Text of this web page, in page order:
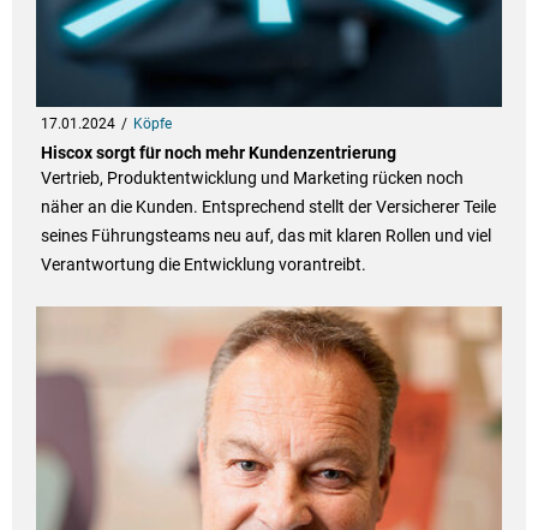
17.01.2024 Köpfe
Hiscox sorgt für noch mehr Kundenzentrierung
Vertrieb, Produktentwicklung und Marketing rücken noch
näher an die Kunden. Entsprechend stellt der Versicherer Teile
seines Führungsteams neu auf, das mit klaren Rollen und viel
Verantwortung die Entwicklung vorantreibt.